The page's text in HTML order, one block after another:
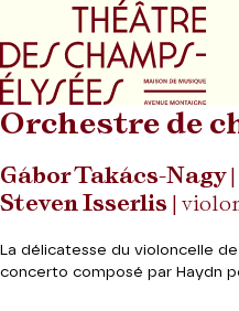
Aller au menu
Orchestre de
Gábor Takács-Nagy|
Steven Isserlis |
La délicatesse du violoncelle
concerto composé par Haydn